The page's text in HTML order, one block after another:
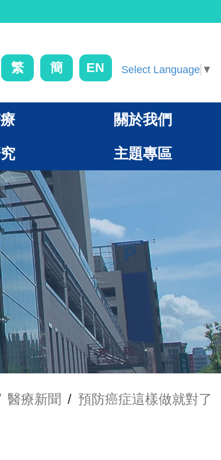
繁 簡 EN Select Language ▼
關於我們
主題專區
醫療新聞 / 預防癌症這樣做就對了